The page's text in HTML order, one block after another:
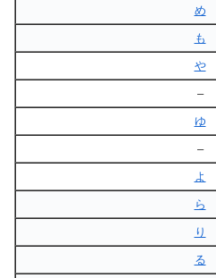
め
も
や
–
ゆ
–
よ
ら
り
る